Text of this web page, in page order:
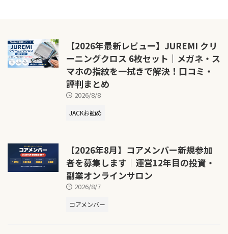
【2026年最新レビュー】JUREMI クリ
ーニングクロス 6枚セット｜メガネ・ス
マホの指紋を一拭きで解決！口コミ・
評判まとめ
2026/8/8
JACKお勧め
【2026年8月】コアメンバー新規参加
者を募集します｜運営12年目の投資・
副業オンラインサロン
2026/8/7
コアメンバー